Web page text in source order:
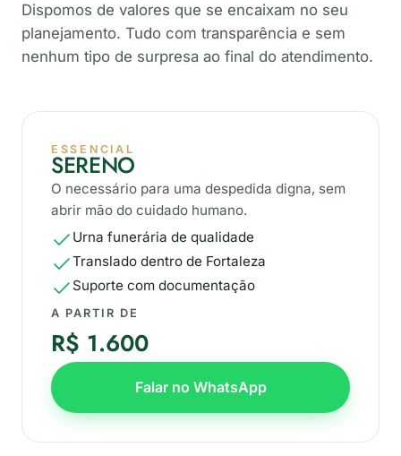
Dispomos de valores que se encaixam no seu
planejamento. Tudo com transparência e sem
nenhum tipo de surpresa ao final do atendimento.
ESSENCIAL
SERENO
O necessário para uma despedida digna, sem
abrir mão do cuidado humano.
Urna funerária de qualidade
Translado dentro de Fortaleza
Suporte com documentação
A PARTIR DE
R$ 1.600
Falar no WhatsApp